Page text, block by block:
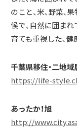
のこと、米、野菜
候で、自然に囲ま
育ても重視した、
千葉県移住・二地
https://life-
あったか！旭
http://